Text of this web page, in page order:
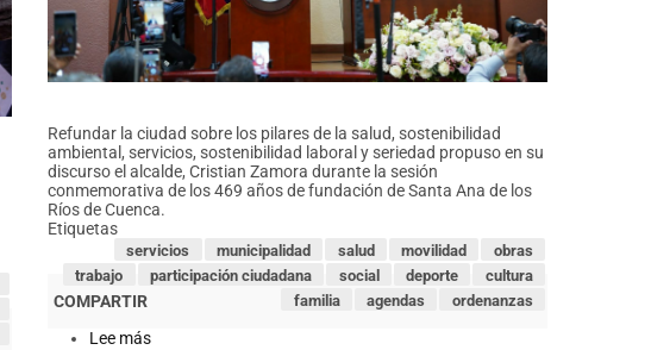
Refundar la ciudad sobre los pilares de la salud, sostenibilidad
ambiental, servicios, sostenibilidad laboral y seriedad propuso en su
discurso el alcalde, Cristian Zamora durante la sesión
conmemorativa de los 469 años de fundación de Santa Ana de los
Ríos de Cuenca.
Etiquetas
obras
movilidad
salud
municipalidad
servicios
cultura
deporte
social
participación ciudadana
trabajo
ordenanzas
agendas
familia
Lee más